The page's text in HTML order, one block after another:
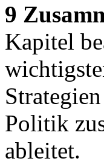
9
Kapitel
Politik
ableitet.